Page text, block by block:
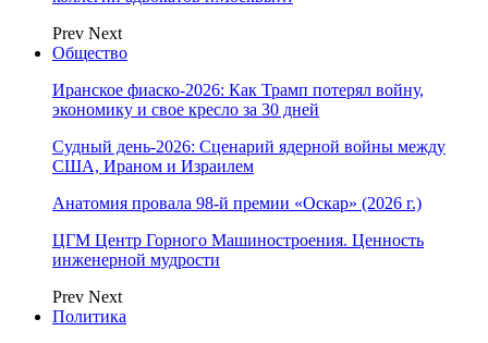
Prev Next
Общество
Иранское фиаско-2026: Как Трамп потерял войну,
экономику и свое кресло за 30 дней
Судный день-2026: Сценарий ядерной войны между
США, Ираном и Израилем
Анатомия провала 98-й премии «Оскар» (2026 г.)
ЦГМ Центр Горного Машиностроения. Ценность
инженерной мудрости
Prev Next
Политика